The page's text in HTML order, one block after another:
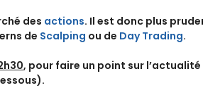
des actions. Il est donc plus
de Scalping ou de Day Trading.
, pour faire un point sur